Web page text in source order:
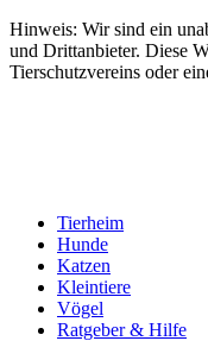
Hinweis: Wir sind ein
und Drittanbieter. Diese
Tierschutzvereins oder
Tierheim
Hunde
Katzen
Kleintiere
Vögel
Ratgeber & Hilfe